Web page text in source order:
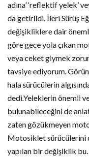
adına’ ‘reflektif yelek’
da getirildi. İleri Sürüş
değişikliklere dair
göre gece yola çıkan
veya ceket giymek
tavsiye ediyorum.
hala sürücülerin
dedi.Yeleklerin önemli
bulunabileceğini de
zaten gözükmeyen
Motosiklet sürücülerini
yapılan bir değişiklik